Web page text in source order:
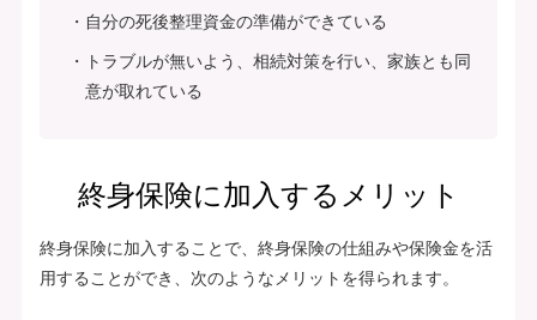
自分の死後整理資金の準備ができている
トラブルが無いよう、相続対策を行い、家族とも同
意が取れている
終身保険に加入するメリット
終身保険に加入することで、終身保険の仕組みや保険金を活
用することができ、次のようなメリットを得られます。